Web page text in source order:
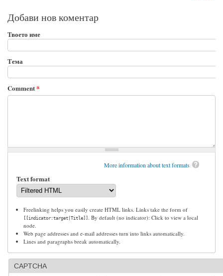
Добави нов коментар
Твоето име
Тема
Comment*
More information about text formats
Text format
Freelinking helps you easily create HTML links. Links take the form of
[[indicator:target|Title]]
. By default (no indicator): Click to view a local
node.
Web page addresses and e-mail addresses turn into links automatically.
Lines and paragraphs break automatically.
CAPTCHA